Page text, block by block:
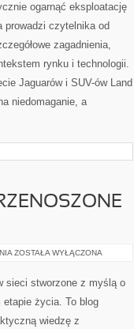
ogarnąć eksploatację
czytelnika od
zagadnienia,
rynku i technologii.
Jaguarów i SUV-ów Land
niedomaganie, a
INFEKCJE
CHOROBY
PRZENOSZONE
PŁCIOWĄ
ZOSTAŁA WYŁĄCZONA
sieci stworzone z myślą o
etapie życia. To blog
wiedzę z